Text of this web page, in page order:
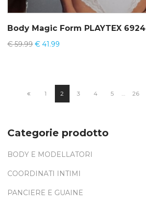
Body Magic Form PLAYTEX 6924
€59.99 € 41.99
1 2 3 4 5 … 26
Categorie prodotto
BODY E MODELLATORI
COORDINATI INTIMI
PANCIERE E GUAINE